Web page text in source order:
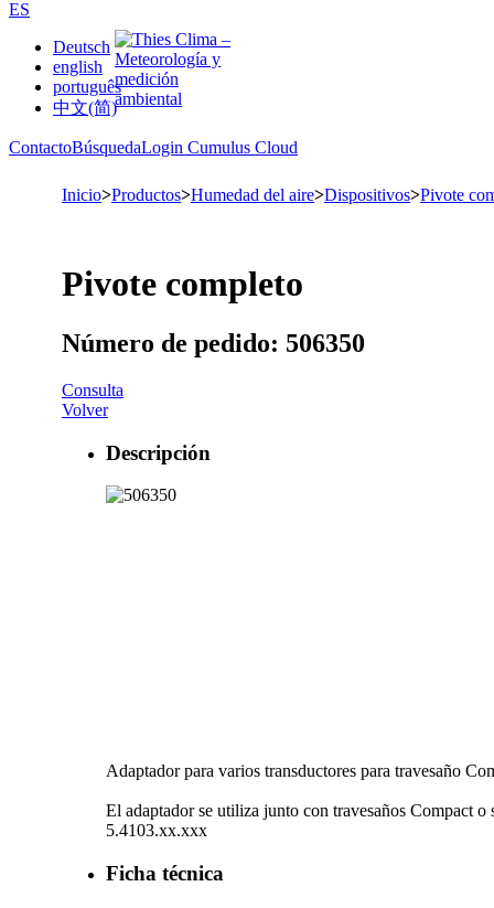
ES
Deutsch
english
português
中文(简)
ContactoBúsquedaLogin Cumulus Cloud
Inicio>Productos>Humedad del aire>Dispositivos>Pivote
Pivote completo
Número de pedido: 506350
Consulta
Volver
Descripción
Adaptador para varios transductores para travesaño
El adaptador se utiliza junto con travesaños Compact
5.4103.xx.xxx
Ficha técnica